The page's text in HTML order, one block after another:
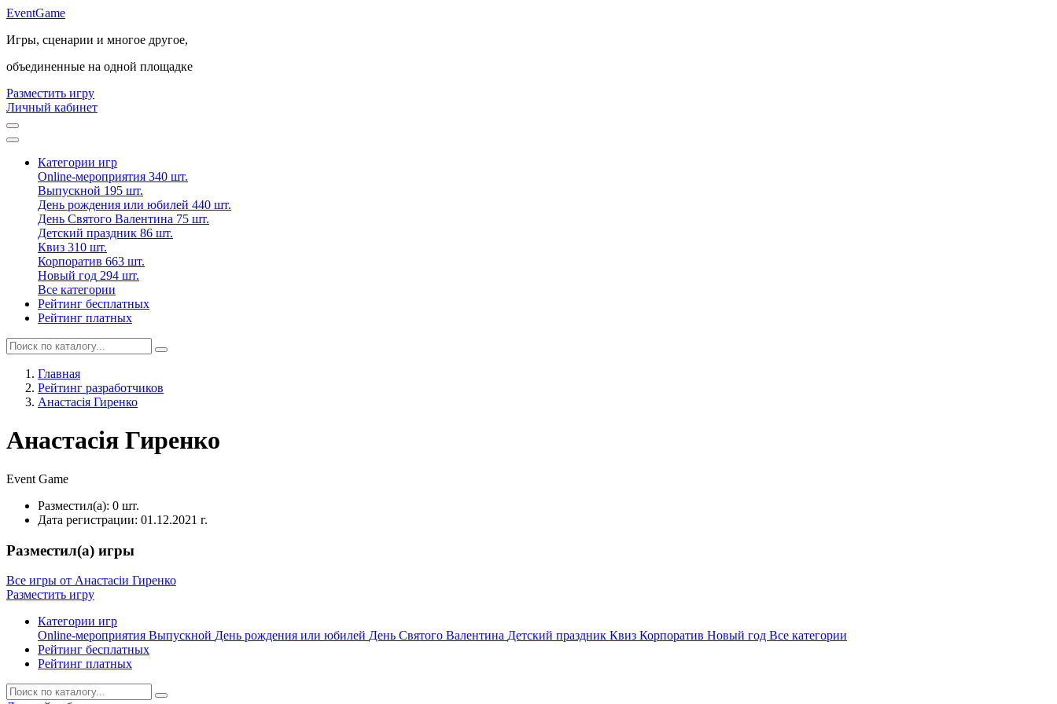
EventGame
Игры, сценарии и многое другое,
объединенные на одной площадке
Разместить игру
Личный кабинет
Категории игр
Online-мероприятия 340 шт.
Выпускной 195 шт.
День рождения или юбилей 440 шт.
День Святого Валентина 75 шт.
Детский праздник 86 шт.
Квиз 310 шт.
Корпоратив 663 шт.
Новый год 294 шт.
Все категории
Рейтинг бесплатных
Рейтинг платных
Главная
Рейтинг разработчиков
Анастасія Гиренко
Анастасія Гиренко
Event Game
Разместил(а): 0 шт.
Дата регистрации: 01.12.2021 г.
Разместил(а) игры
Все игры от Анастасіи Гиренко
Разместить игру
Категории игр
Online-мероприятия Выпускной День рождения или юбилей День Святого Валентина Детский праздник Квиз Корпоратив Новый год Все категории
Рейтинг бесплатных
Рейтинг платных